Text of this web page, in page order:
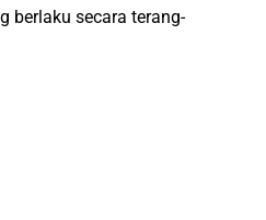
berlaku secara terang-